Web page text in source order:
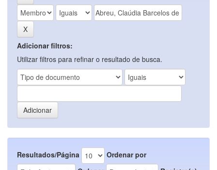
Adicionar filtros:
Utilizar filtros para refinar o resultado de busca.
Resultados/Página
Ordenar por